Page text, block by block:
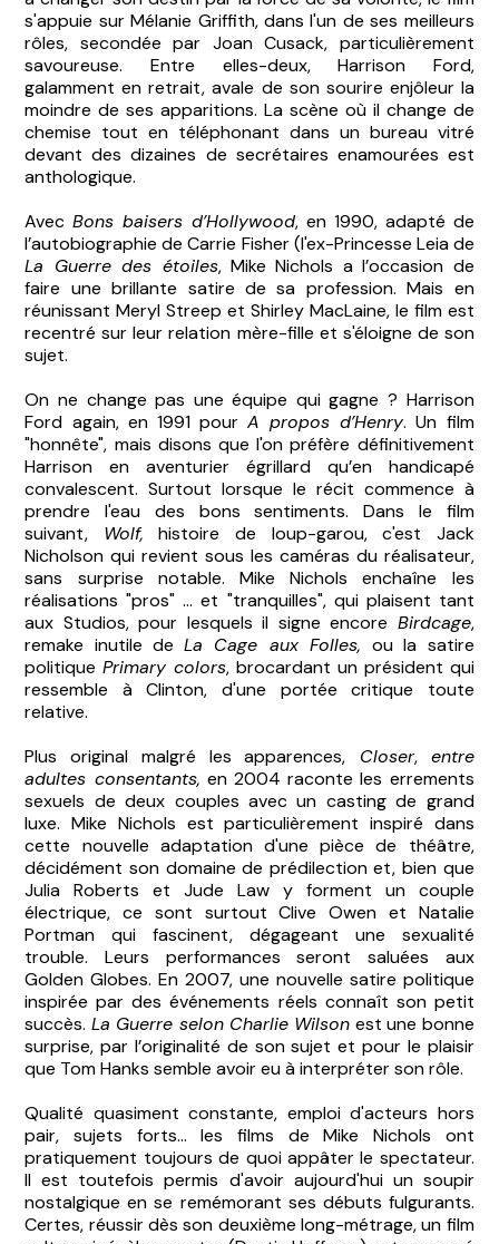
s'appuie sur Mélanie Griffith, dans l'un de ses meilleurs
rôles, secondée par Joan Cusack, particulièrement
savoureuse. Entre elles-deux, Harrison Ford,
galamment en retrait, avale de son sourire enjôleur la
moindre de ses apparitions. La scène où il change de
chemise tout en téléphonant dans un bureau vitré
devant des dizaines de secrétaires enamourées est
anthologique.
AvecBons baisers d’Hollywood, en 1990, adapté de
l’autobiographie de Carrie Fisher (l'ex-Princesse Leia de
La Guerre des étoiles, Mike Nichols a l’occasion de
faire une brillante satire de sa profession. Mais en
réunissant Meryl Streep et Shirley MacLaine, le film est
recentré sur leur relation mère-fille et s'éloigne de son
sujet.
On ne change pas une équipe qui gagne ? Harrison
Ford again, en 1991 pourA propos d’Henry. Un film
"honnête", mais disons que l'on préfère définitivement
Harrison en aventurier égrillard qu’en handicapé
convalescent. Surtout lorsque le récit commence à
prendre l'eau des bons sentiments. Dans le film
suivant, Wolf, histoire de loup-garou, c'est Jack
Nicholson qui revient sous les caméras du réalisateur,
sans surprise notable. Mike Nichols enchaîne les
réalisations "pros" ... et "tranquilles", qui plaisent tant
aux Studios, pour lesquels il signe encore Birdcage,
remake inutile deLa Cage aux Folles,ou la satire
politiquePrimary colors, brocardant un président qui
ressemble à Clinton, d'une portée critique toute
relative.
Plus original malgré les apparences, Closer, entre
adultes consentants, en 2004 raconte les errements
sexuels de deux couples avec un casting de grand
luxe. Mike Nichols est particulièrement inspiré dans
cette nouvelle adaptation d'une pièce de théâtre,
décidément son domaine de prédilection et, bien que
Julia Roberts et Jude Law y forment un couple
électrique, ce sont surtout Clive Owen et Natalie
Portman qui fascinent, dégageant une sexualité
trouble. Leurs performances seront saluées aux
Golden Globes. En 2007, une nouvelle satire politique
inspirée par des événements réels connaît son petit
succès. La Guerre selon Charlie Wilson est une bonne
surprise, par l’originalité de son sujet et pour le plaisir
que Tom Hanks semble avoir eu à interpréter son rôle.
Qualité quasiment constante, emploi d'acteurs hors
pair, sujets forts... les films de Mike Nichols ont
pratiquement toujours de quoi appâter le spectateur.
Il est toutefois permis d'avoir aujourd'hui un soupir
nostalgique en se remémorant ses débuts fulgurants.
Certes, réussir dès son deuxième long-métrage, un film